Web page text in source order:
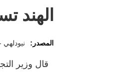
الهند
المصدر:
قال وزير